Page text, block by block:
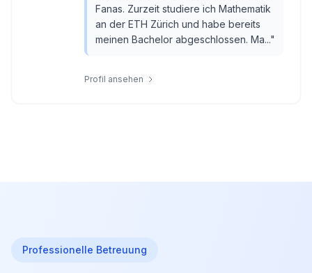
Fanas. Zurzeit studiere ich Mathematik
an der ETH Zürich und habe bereits
meinen Bachelor abgeschlossen. Ma..."
Profil ansehen
Professionelle Betreuung